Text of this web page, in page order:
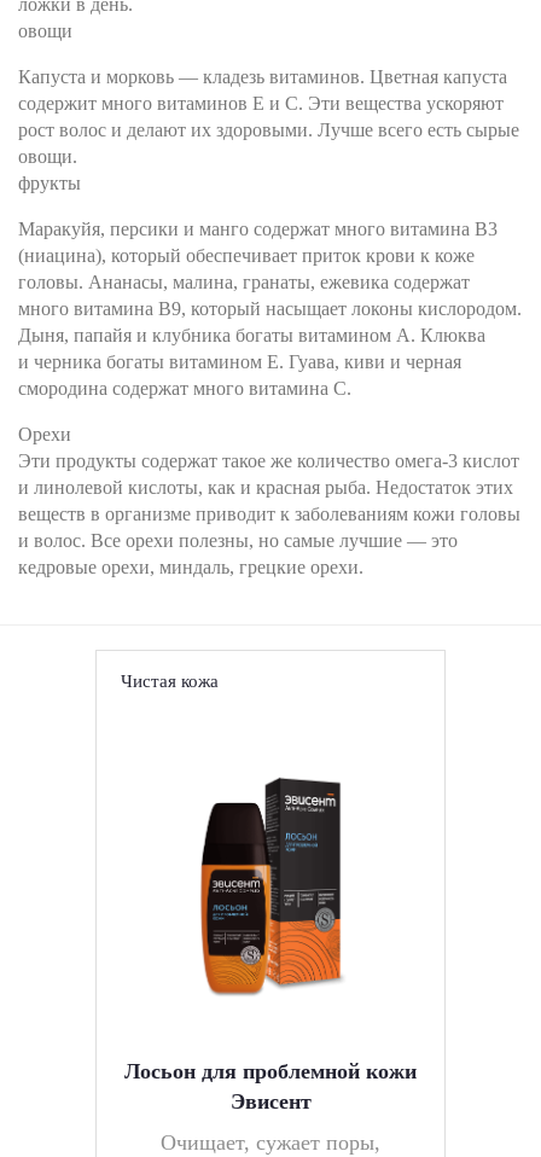
ложки в день.
овощи
Капуста и морковь — кладезь витаминов. Цветная капуста
содержит много витаминов Е и С. Эти вещества ускоряют
рост волос и делают их здоровыми. Лучше всего есть сырые
овощи.
фрукты
Маракуйя, персики и манго содержат много витамина B3
(ниацина), который обеспечивает приток крови к коже
головы. Ананасы, малина, гранаты, ежевика содержат
много витамина B9, который насыщает локоны кислородом.
Дыня, папайя и клубника богаты витамином А. Клюква
и черника богаты витамином Е. Гуава, киви и черная
смородина содержат много витамина С.
Орехи
Эти продукты содержат такое же количество омега-3 кислот
и линолевой кислоты, как и красная рыба. Недостаток этих
веществ в организме приводит к заболеваниям кожи головы
и волос. Все орехи полезны, но самые лучшие — это
кедровые орехи, миндаль, грецкие орехи.
Чистая кожа
Лосьон для проблемной кожи
Эвисент
Очищает, сужает поры,